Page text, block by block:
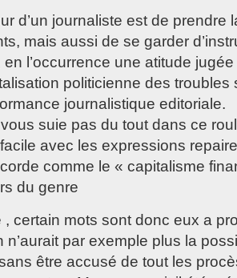
d’un journaliste est de prendre
mais aussi de se garder
en l’occurrence une atitude
politicienne des troubles
journalistique editoriale.
suie pas du tout dans ce
avec les expressions
corde comme le « capitalisme
du genre
, certain mots sont donc eux a
n’aurait par exemple plus la
être accusé de tout les